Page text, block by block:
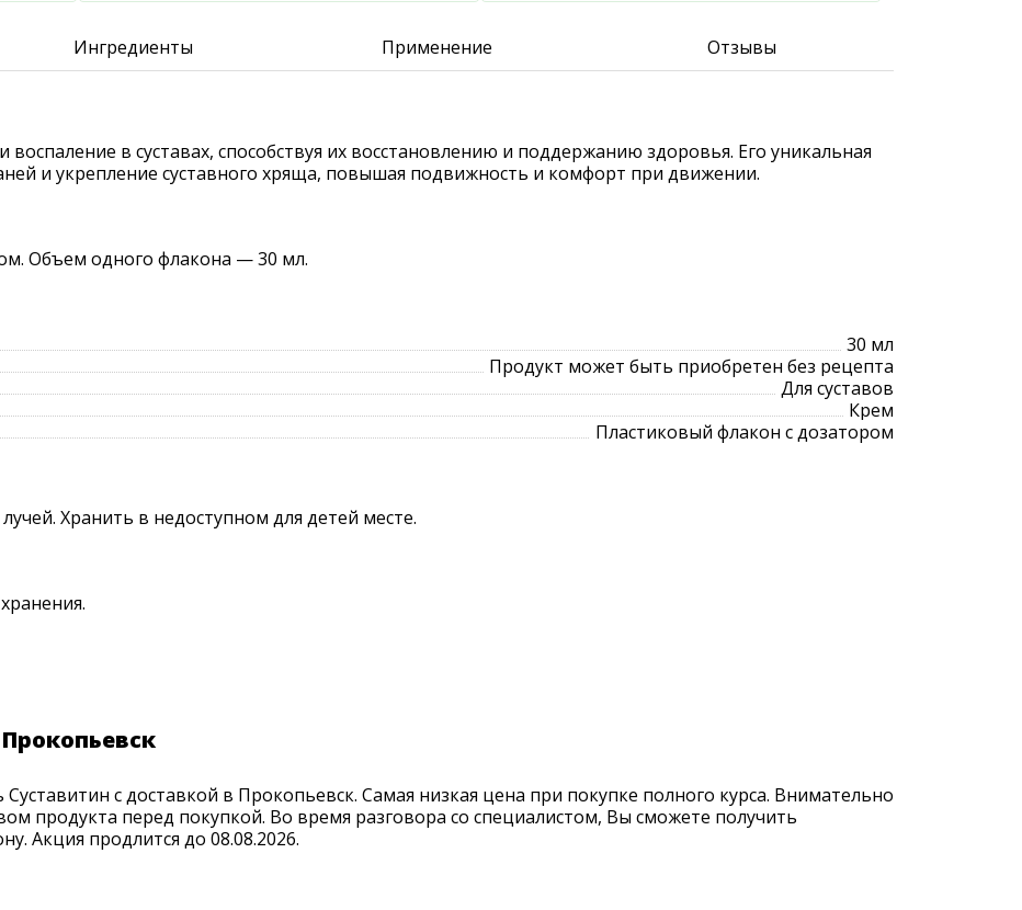
Ингредиенты Применение Отзывы
воспаление в суставах, способствуя их восстановлению и поддержанию здоровья. Его уникальная
и укрепление суставного хряща, повышая подвижность и комфорт при движении.
Объем одного флакона — 30 мл.
30 мл
Продукт может быть приобретен без рецепта
Для суставов
Крем
Пластиковый флакон с дозатором
Хранить в недоступном для детей месте.
с доставкой в Прокопьевск. Самая низкая цена при покупке полного курса. Внимательно
продукта перед покупкой. Во время разговора со специалистом, Вы сможете получить
Акция продлится до 08.08.2026.